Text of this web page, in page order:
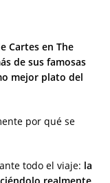
Cartes en The
de sus famosas
mejor plato del
por qué se
todo el viaje: la